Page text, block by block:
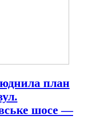
план
шосе —